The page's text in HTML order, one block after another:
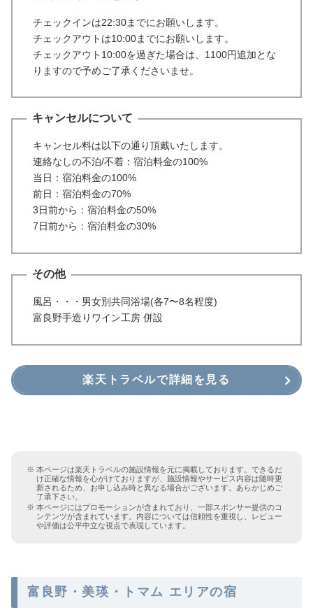
チェックインは22:30までにお願いします。
チェックアウトは10:00までにお願いします。
チェックアウト10:00を過ぎた場合は、1100円追加とな
りますので予めご了承くださいませ。
キャンセルについて
キャンセル料は以下の通り頂戴いたします。
連絡なしの不泊/不着：宿泊料金の100%
当日：宿泊料金の100%
前日：宿泊料金の70%
3日前から：宿泊料金の50%
7日前から：宿泊料金の30%
その他
風呂・・・男女別共同浴場(各7〜8名程度)
富良野手造りワイン工房 併設
楽天トラベルで詳細を見る
本ページは楽天トラベルの施設情報を元に掲載しております。できるだ
け正確な情報を心がけておりますが、施設情報やサービス内容は随時更
新されるため、お申し込み時と異なる場合がございます。あらかじめご
了承下さい。
本ページにはプロモーションが含まれており、一部スポンサー提供のコ
ンテンツが含まれています。内容については信頼性を重視し、レビュー
や評価は公平中立な視点で表現しています。
富良野・美瑛・トマム エリアの宿